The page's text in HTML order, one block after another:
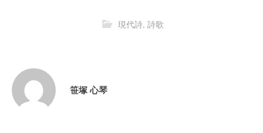
現代詩, 詩歌
笹塚 心琴